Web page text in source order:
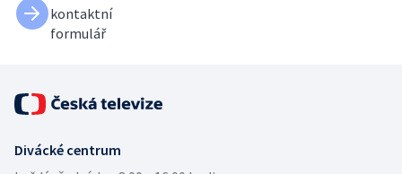
kontaktní
formulář
Divácké centrum